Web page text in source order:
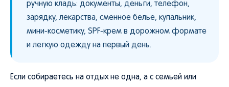
ручную кладь: документы, деньги, телефон,
зарядку, лекарства, сменное белье, купальник,
мини-косметику, SPF-крем в дорожном формате
и легкую одежду на первый день.
Если собираетесь на отдых не одна, а с семьей или